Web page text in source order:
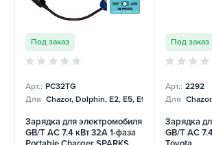
Под заказ
Арт.: PC32TG
Для Chazor, Dolphin, E2, E5, E9, Mercedes
Зарядка для электромобиля
GB/T AC 7.4 кВт 32А 1-фаза
Под заказ
Арт.: 2292
Для
Зарядка
GB/T AC